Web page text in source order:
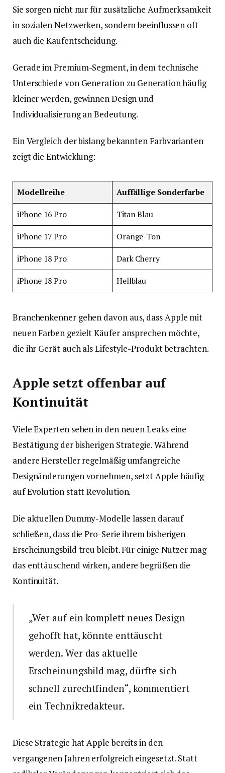
Sie sorgen nicht nur für zusätzliche Aufmerksamkeit
in sozialen Netzwerken, sondern beeinflussen oft
auch die Kaufentscheidung.
Gerade im Premium-Segment, in dem technische
Unterschiede von Generation zu Generation häufig
kleiner werden, gewinnen Design und
Individualisierung an Bedeutung.
Ein Vergleich der bislang bekannten Farbvarianten
zeigt die Entwicklung:
Modellreihe Auffällige Sonderfarbe
iPhone 16 Pro Titan Blau
iPhone 17 Pro Orange-Ton
iPhone 18 Pro Dark Cherry
iPhone 18 Pro Hellblau
Branchenkenner gehen davon aus, dass Apple mit
neuen Farben gezielt Käufer ansprechen möchte,
die ihr Gerät auch als Lifestyle-Produkt betrachten.
Apple setzt offenbar auf
Kontinuität
Viele Experten sehen in den neuen Leaks eine
Bestätigung der bisherigen Strategie. Während
andere Hersteller regelmäßig umfangreiche
Designänderungen vornehmen, setzt Apple häufig
auf Evolution statt Revolution.
Die aktuellen Dummy-Modelle lassen darauf
schließen, dass die Pro-Serie ihrem bisherigen
Erscheinungsbild treu bleibt. Für einige Nutzer mag
das enttäuschend wirken, andere begrüßen die
Kontinuität.
„Wer auf ein komplett neues Design
gehofft hat, könnte enttäuscht
werden. Wer das aktuelle
Erscheinungsbild mag, dürfte sich
schnell zurechtfinden“, kommentiert
ein Technikredakteur.
Diese Strategie hat Apple bereits in den
vergangenen Jahren erfolgreich eingesetzt. Statt